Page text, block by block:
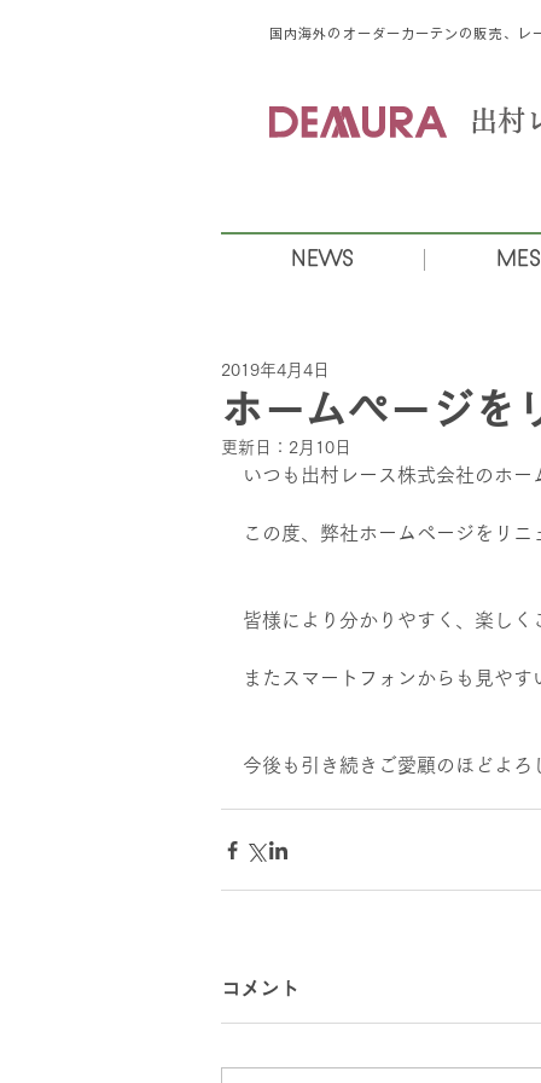
国内海外のオーダーカーテンの販売、
出村
NEWS
ホームページを
2019年4月4日
更新日： 2月10日
いつも出村レース株式会社のホー
この度、弊社ホームページをリニ
皆様により分かりやすく、楽しく
またスマートフォンからも見やす
今後も引き続きご愛顧のほどよろ
コメント